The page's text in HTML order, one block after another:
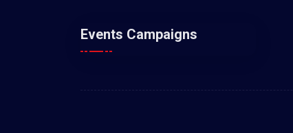
Events Campaigns